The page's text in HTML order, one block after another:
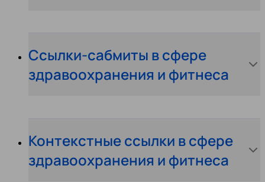
Ссылки-сабмиты в сфере
здравоохранения и фитнеса
Контекстные ссылки в сфере
здравоохранения и фитнеса